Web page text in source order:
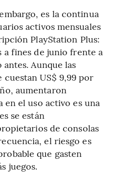
es la continua
activos mensuales
PlayStation Plus:
a fines de junio frente a
antes. Aunque las
cuestan US$ 9,99 por
aumentaron
en el uso activo es una
se están
de consolas
el riesgo es
que gasten
juegos.